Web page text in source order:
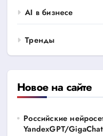
AI в бизнесе
Тренды
Новое на сайте
Российские
YandexGPT/GigaChat